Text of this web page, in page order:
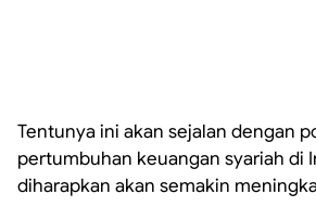
Tentunya ini akan sejalan dengan
pertumbuhan keuangan syariah di
diharapkan akan semakin